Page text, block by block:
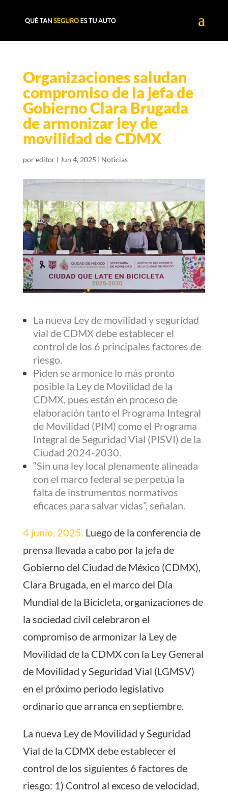
Organizaciones saludan
compromiso de la jefa de
Gobierno Clara Brugada
de armonizar ley de
movilidad de CDMX
poreditor| Jun 4, 2025 | Noticias
La nueva Ley de movilidad y seguridad
vial de CDMX debe establecer el
control de los 6 principales factores de
riesgo.
Piden se armonice lo más pronto
posible la Ley de Movilidad de la
CDMX, pues están en proceso de
elaboración tanto el Programa Integral
de Movilidad (PIM) como el Programa
Integral de Seguridad Vial (PISVI) de la
Ciudad 2024-2030.
“Sin una ley local plenamente alineada
con el marco federal se perpetúa la
falta de instrumentos normativos
eficaces para salvar vidas”, señalan.
4 junio, 2025. Luego de la conferencia de
prensa llevada a cabo por la jefa de
Gobierno del Ciudad de México (CDMX),
Clara Brugada, en el marco del Día
Mundial de la Bicicleta, organizaciones de
la sociedad civil celebraron el
compromiso de armonizar la Ley de
Movilidad de la CDMX con la Ley General
de Movilidad y Seguridad Vial (LGMSV)
en el próximo periodo legislativo
ordinario que arranca en septiembre.
La nueva Ley de Movilidad y Seguridad
Vial de la CDMX debe establecer el
control de los siguientes 6 factores de
riesgo: 1) Control al exceso de velocidad,